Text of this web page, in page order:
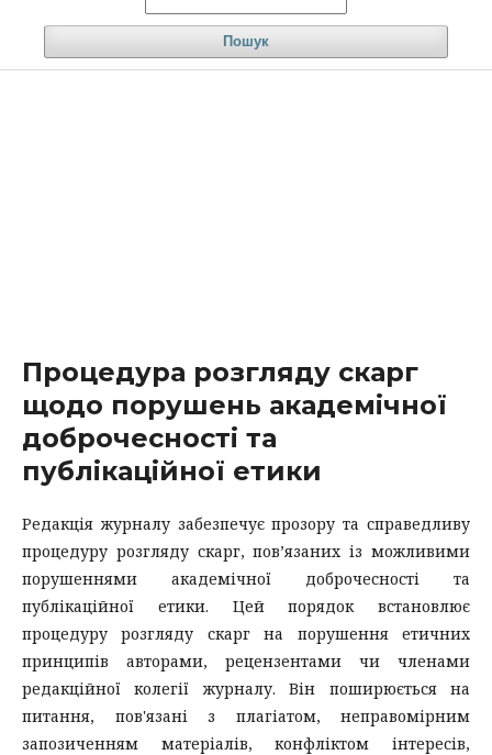
Пошук
Процедура розгляду скарг
щодо порушень академічної
доброчесності та
публікаційної етики
Редакція журналу забезпечує прозору та справедливу
процедуру розгляду скарг, пов’язаних із можливими
порушеннями академічної доброчесності та
публікаційної етики. Цей порядок встановлює
процедуру розгляду скарг на порушення етичних
принципів авторами, рецензентами чи членами
редакційної колегії журналу. Він поширюється на
питання, пов'язані з плагіатом, неправомірним
запозиченням матеріалів, конфліктом інтересів,